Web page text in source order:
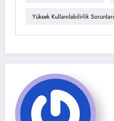
Yüksek Kullanılabilirlik Sorunları